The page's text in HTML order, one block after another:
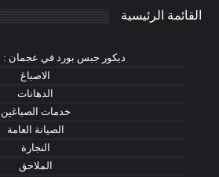
القائمة الرئيسية
ديكور جبس بورد في عجمان : 0547149297
الاصباغ
الدهانات
خدمات الصباغين
الصيانة العامة
النجارة
الملاحق